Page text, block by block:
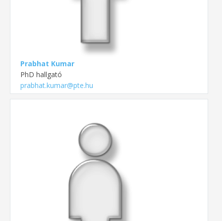
Prabhat Kumar
PhD hallgató
prabhat.kumar@pte.hu